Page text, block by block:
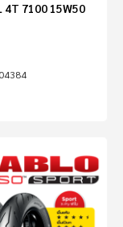
4T 7100 15W50